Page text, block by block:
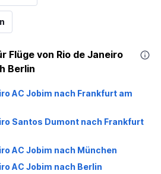
Flüge von Rio de Janeiro
Berlin
AC Jobim nach Frankfurt am
Santos Dumont nach Frankfurt
AC Jobim nach München
AC Jobim nach Berlin